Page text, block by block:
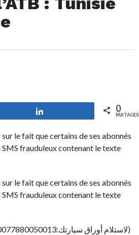
0
PARTAGES
le fait que certains de ses abonnés
frauduleux contenant le texte
le fait que certains de ses abonnés
frauduleux contenant le texte
(البنك يعلمك بضرورة الاتصال ATB لاستلام أوراق سيارتك:0077880050013 -0077880040009-0077880050016)